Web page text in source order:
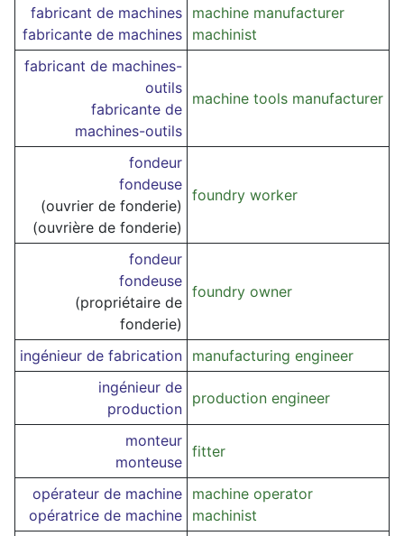
fabricant de machines
fabricante de machines
machine manufacturer
machinist
fabricant de machines-
outils
fabricante de
machines-outils
machine tools manufacturer
fondeur
fondeuse
(ouvrier de fonderie)
(ouvrière de fonderie)
foundry worker
fondeur
fondeuse
(propriétaire de
fonderie)
foundry owner
ingénieur de fabrication manufacturing engineer
ingénieur de
production
production engineer
monteur
monteuse
fitter
opérateur de machine
opératrice de machine
machine operator
machinist